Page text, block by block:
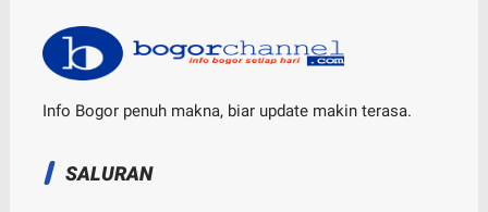
Info Bogor penuh makna, biar update makin terasa.
SALURAN